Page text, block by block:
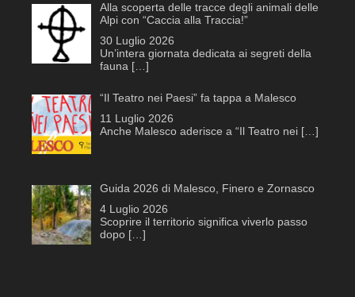
Alla scoperta delle tracce degli animali delle
Alpi con “Caccia alla Traccia!”
30 Luglio 2026
Un’intera giornata dedicata ai segreti della
fauna […]
“Il Teatro nei Paesi” fa tappa a Malesco
11 Luglio 2026
Anche Malesco aderisce a “Il Teatro nei […]
Guida 2026 di Malesco, Finero e Zornasco
4 Luglio 2026
Scoprire il territorio significa viverlo passo
dopo […]